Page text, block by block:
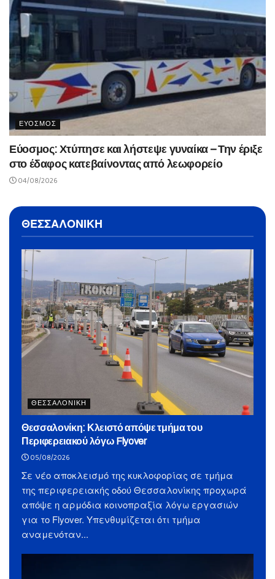
ΕΥΟΣΜΟΣ
Εύοσμος: Χτύπησε και λήστεψε γυναίκα – Την έριξε
στο έδαφος κατεβαίνοντας από λεωφορείο
04/08/2026
ΘΕΣΣΑΛΟΝΙΚΗ
ΘΕΣΣΑΛΟΝΙΚΗ
Θεσσαλονίκη: Κλειστό απόψε τμήμα του
Περιφερειακού λόγω Flyover
05/08/2026
Σε νέο αποκλεισμό της κυκλοφορίας σε τμήμα
της περιφερειακής οδού Θεσσαλονίκης προχωρά
απόψε η αρμόδια κοινοπραξία λόγω εργασιών
για το Flyover. Υπενθυμίζεται ότι τμήμα
αναμενόταν...